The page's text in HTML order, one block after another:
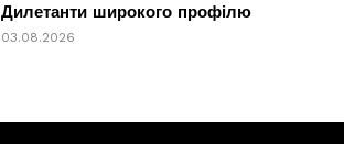
Дилетанти широкого профілю
03.08.2026